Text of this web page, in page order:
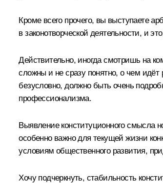
Кроме всего прочего, вы выступаете
в законотворческой деятельности, и
Действительно, иногда смотришь на
сложны и не сразу понятно, о чем идёт
безусловно, должно быть очень
профессионализма.
Выявление конституционного смысла
особенно важно для текущей жизни
условиям общественного развития,
Хочу подчеркнуть, стабильность